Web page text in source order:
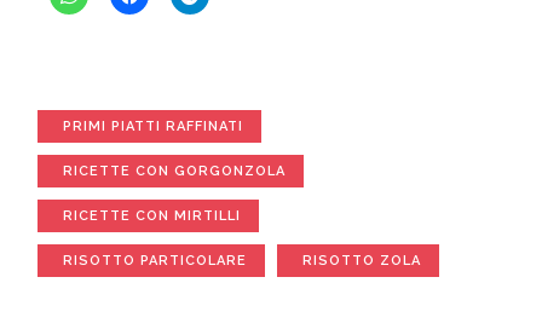
PRIMI PIATTI RAFFINATI
RICETTE CON GORGONZOLA
RICETTE CON MIRTILLI
RISOTTO PARTICOLARE RISOTTO ZOLA